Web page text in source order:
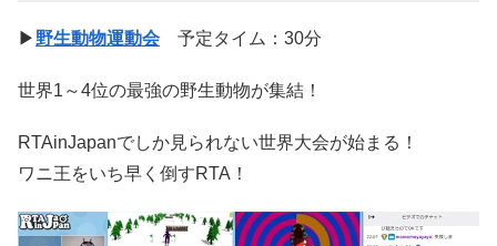
▶ 野生動物運動会予定タイム：30分
世界1～4位の最強の野生動物が集結！
RTAinJapanでしか見られない世界大会が始まる！
ワニ王をいち早く倒すRTA！